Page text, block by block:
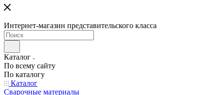
Интернет-магазин представительского класса
Каталог
По всему сайту
По каталогу
Каталог
Сварочные материалы